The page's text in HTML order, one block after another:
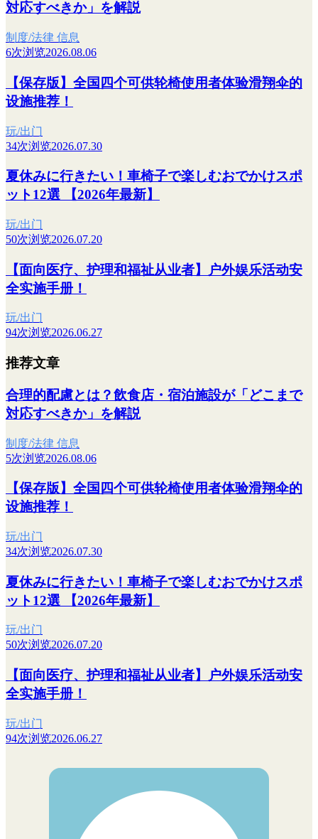
対応すべきか」を解説
制度/法律 信息
6次浏览2026.08.06
【保存版】全国四个可供轮椅使用者体验滑翔伞的
设施推荐！
玩/出门
34次浏览2026.07.30
夏休みに行きたい！車椅子で楽しむおでかけスポ
ット12選 【2026年最新】
玩/出门
50次浏览2026.07.20
【面向医疗、护理和福祉从业者】户外娱乐活动安
全实施手册！
玩/出门
94次浏览2026.06.27
推荐文章
合理的配慮とは？飲食店・宿泊施設が「どこまで
対応すべきか」を解説
制度/法律 信息
5次浏览2026.08.06
【保存版】全国四个可供轮椅使用者体验滑翔伞的
设施推荐！
玩/出门
34次浏览2026.07.30
夏休みに行きたい！車椅子で楽しむおでかけスポ
ット12選 【2026年最新】
玩/出门
50次浏览2026.07.20
【面向医疗、护理和福祉从业者】户外娱乐活动安
全实施手册！
玩/出门
94次浏览2026.06.27